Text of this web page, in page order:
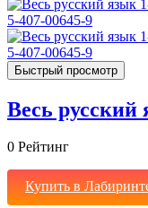
Быстрый просмотр
Весь русский
0 Рейтинг
Купить в